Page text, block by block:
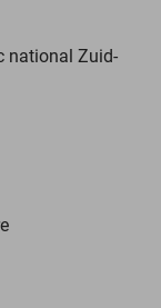
national Zuid-